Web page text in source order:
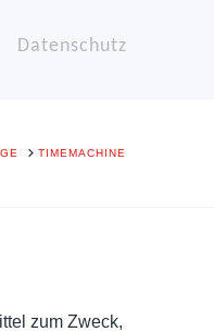
Datenschutz
TIMEMACHINE
zum Zweck,